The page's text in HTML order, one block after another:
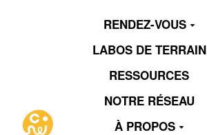
Aller au contenu principal
RENDEZ-VOUS
LABOS DE TERRAIN
RESSOURCES
NOTRE RÉSEAU
À PROPOS